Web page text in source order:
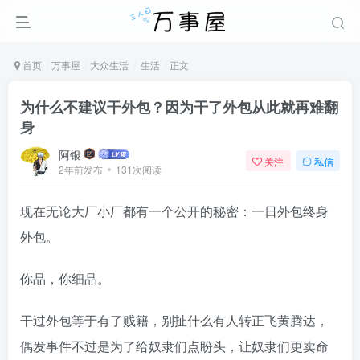
首页 万事屋 大众生活 生活 正文
为什么不建议干外包？因为干了外包从此就再难翻
身
阿银
2年前发布 131次阅读
关注 私信
现在无论大厂小厂都有一个公开的秘密：一日外包终身
外包。
你品，你细品。
干过外包等于有了贱籍，别扯什么有人转正飞黄腾达，
偶发事件不过是为了给奴隶们点盼头，让奴隶们更卖命